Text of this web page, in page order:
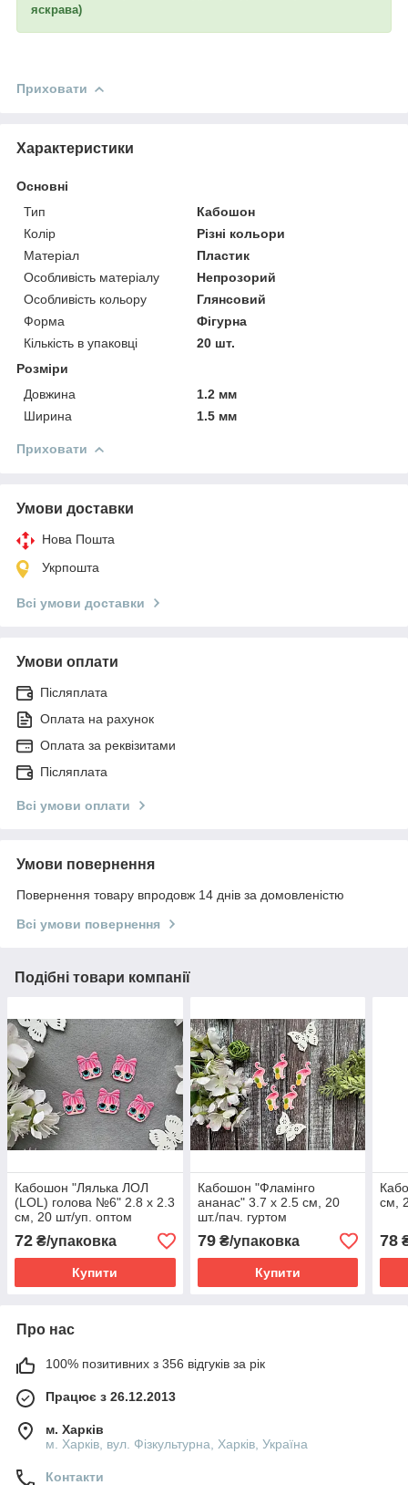
яскрава)
Приховати
Характеристики
Основні
Тип
Кабошон
Колір
Різні кольори
Матеріал
Пластик
Особливість матеріалу
Непрозорий
Особливість кольору
Глянсовий
Форма
Фігурна
Кількість в упаковці
20 шт.
Розміри
Довжина
1.2 мм
Ширина
1.5 мм
Приховати
Умови доставки
Нова Пошта
Укрпошта
Всі умови доставки
Умови оплати
Післяплата
Оплата на рахунок
Оплата за реквізитами
Післяплата
Всі умови оплати
Умови повернення
Повернення товару впродовж 14 днів за домовленістю
Всі умови повернення
Подібні товари компанії
Кабошон "Лялька ЛОЛ
(LOL) голова №6" 2.8 х 2.3
см, 20 шт/уп. оптом
72 ₴/упаковка
Купити
Кабошон "Фламінго
ананас" 3.7 х 2.5 см, 20
шт./пач. гуртом
79₴/упаковка
Купити
см,
78
Про нас
100% позитивних з 356 відгуків за рік
Працює з 26.12.2013
м. Харків
м. Харків, вул. Фізкультурна, Харків, Україна
Контакти